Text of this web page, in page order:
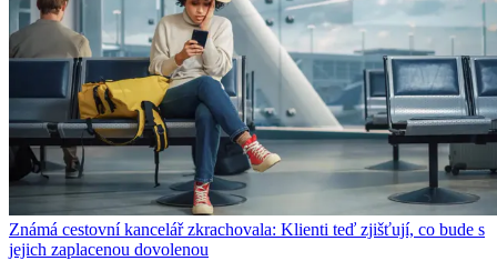
Známá cestovní kancelář zkrachovala: Klienti teď zjišťují, co bude s
jejich zaplacenou dovolenou